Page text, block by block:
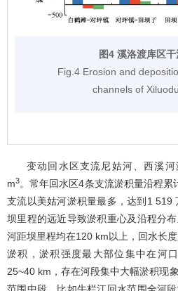
图4 溪洛渡库区
Fig.4 Erosion and
channels of
变动回水区支流尼姑河、西溪
m3。常年回水区4条支流淤积量沿程累
支流以美姑河淤积量最多，达到1 519
坝里程的远近导致淤积重心及沿程分
河距坝里程均在120 km以上，回水长
淤积，淤积强度最大部位集中在河
25~40 km，存在河段集中大幅淤积现